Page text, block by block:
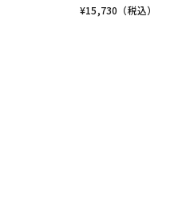
¥15,730 （税込）